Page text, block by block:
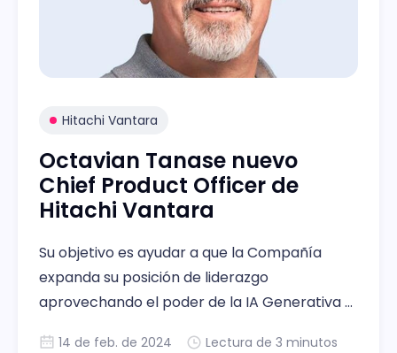
Hitachi Vantara
Octavian Tanase nuevo
Chief Product Officer de
Hitachi Vantara
Su objetivo es ayudar a que la Compañía
expanda su posición de liderazgo
aprovechando el poder de la IA Generativa y
14 de feb. de 2024 Lectura de 3 minutos